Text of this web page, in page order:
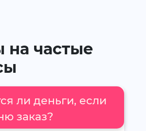
на частые
ли деньги, если
заказ?